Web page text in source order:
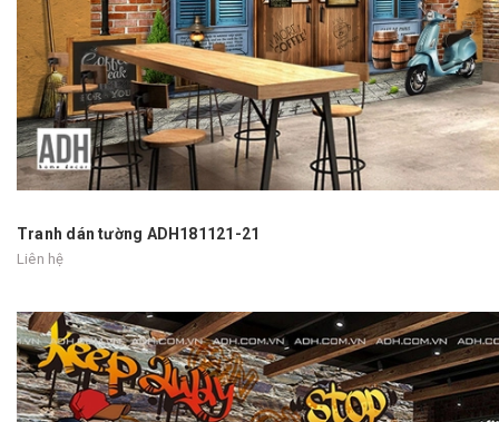
Tranh dán tường ADH181121-21
Liên hệ